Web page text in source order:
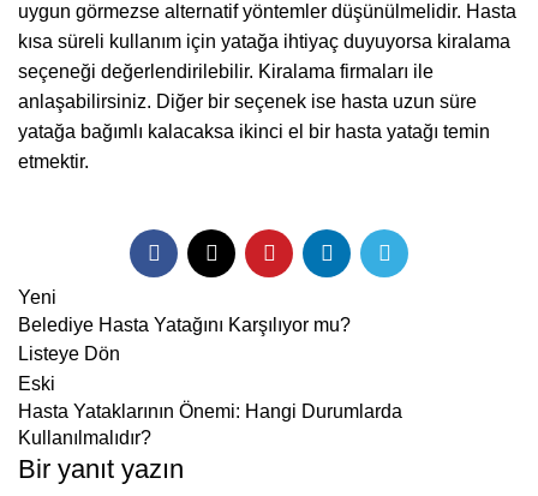
uygun görmezse alternatif yöntemler düşünülmelidir. Hasta
kısa süreli kullanım için yatağa ihtiyaç duyuyorsa kiralama
seçeneği değerlendirilebilir. Kiralama firmaları ile
anlaşabilirsiniz. Diğer bir seçenek ise hasta uzun süre
yatağa bağımlı kalacaksa ikinci el bir hasta yatağı temin
etmektir.
Yeni
Belediye Hasta Yatağını Karşılıyor mu?
Listeye Dön
Eski
Hasta Yataklarının Önemi: Hangi Durumlarda
Kullanılmalıdır?
Bir yanıt yazın